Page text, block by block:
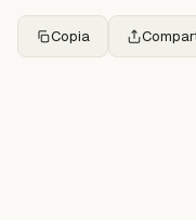
Copia